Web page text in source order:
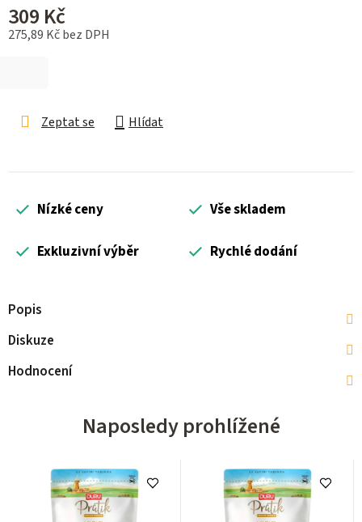
309 Kč
275,89 Kč bez DPH
Zeptat se Hlídat
Nízké ceny Vše skladem
Exkluzivní výběr Rychlé dodání
Popis
Diskuze
Hodnocení
Naposledy prohlížené